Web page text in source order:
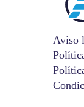
Aviso